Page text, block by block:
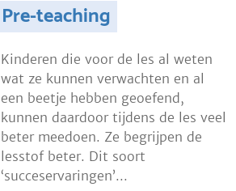
Pre-teaching
Kinderen die voor de les al weten
wat ze kunnen verwachten en al
een beetje hebben geoefend,
kunnen daardoor tijdens de les veel
beter meedoen. Ze begrijpen de
lesstof beter. Dit soort
‘succeservaringen’...